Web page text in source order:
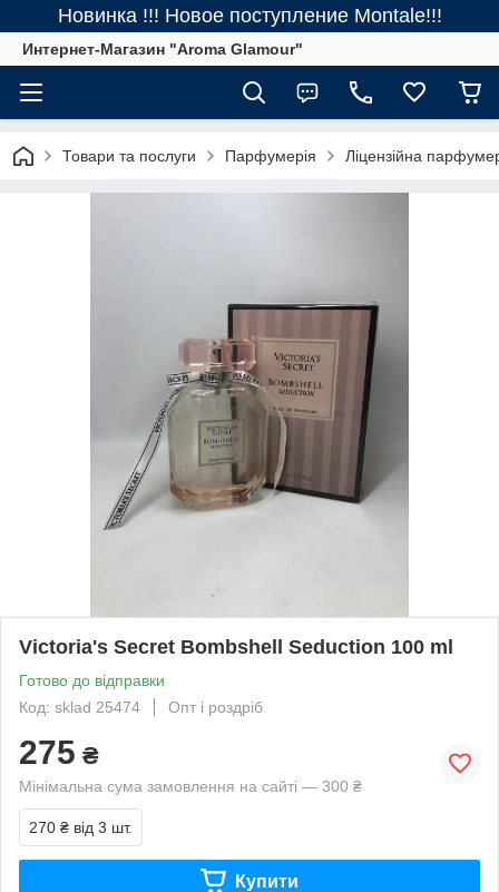
Новинка !!! Новое поступление Montale!!!
Интернет-Магазин "Aroma Glamour"
Товари та послуги Парфумерія Ліцензійна
Victoria's Secret Bombshell Seduction 100 ml
Готово до відправки
Код: sklad 25474
Опт і роздріб
275 ₴
Мінімальна сума замовлення на сайті — 300 ₴
270 ₴ від 3 шт.
Купити